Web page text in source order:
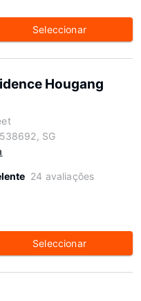
Seleccionar
Hougang
SG
24 avaliações
Seleccionar